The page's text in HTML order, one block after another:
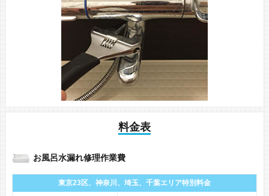
料金表
お風呂水漏れ修理作業費
東京23区、神奈川、 埼玉、千葉エリア特別料金